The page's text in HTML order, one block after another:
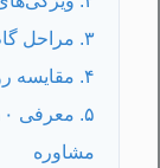
۳. مراحل گام‌به‌گام نگارش پایان‌نامه استاندارد
۴. مقایسه روش‌های پژوهشی و نگارشی
مشاوره